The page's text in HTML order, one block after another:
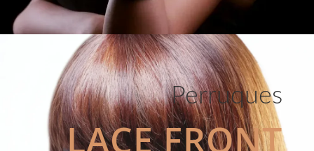
Perruques
LACE FRONT